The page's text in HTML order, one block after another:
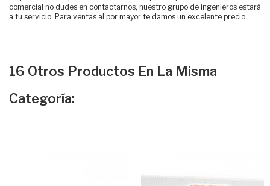
comercial no dudes en contactarnos, nuestro grupo de ingenieros estará
a tu servicio. Para ventas al por mayor te damos un excelente precio.
16 Otros Productos En La Misma
Categoría: